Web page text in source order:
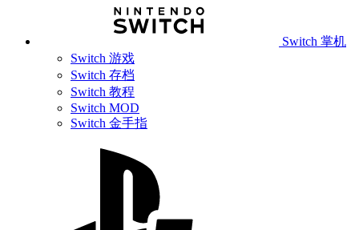
Switch 掌机
Switch 游戏
Switch 存档
Switch 教程
Switch MOD
Switch 金手指